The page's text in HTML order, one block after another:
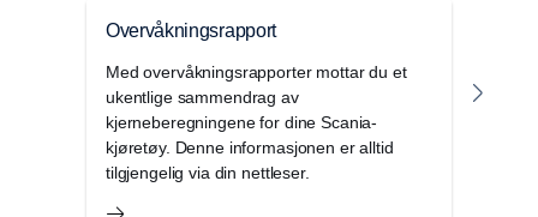
Overvåkningsrapport
Med overvåkningsrapporter mottar du et
ukentlige sammendrag av
kjerneberegningene for dine Scania-
kjøretøy. Denne informasjonen er alltid
tilgjengelig via din nettleser.